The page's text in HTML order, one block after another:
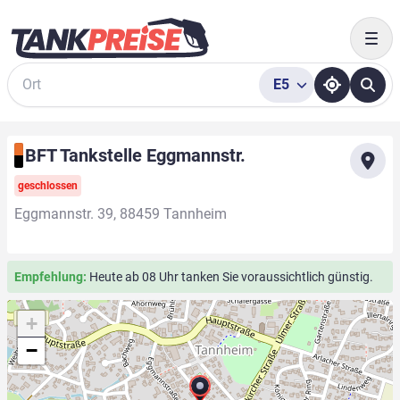
Suche
E5
BFT Tankstelle Eggmannstr.
geschlossen
Eggmannstr. 39, 88459 Tannheim
Empfehlung: Heute ab 08 Uhr tanken Sie voraussichtlich günstig.
+
−